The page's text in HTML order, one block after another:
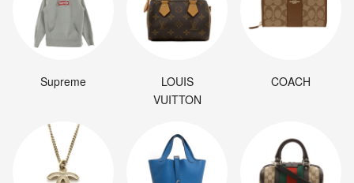
Supreme
LOUIS
VUITTON
COACH